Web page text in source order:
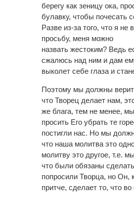
берегу как зеницу ока,
булавку, чтобы почесать
Разве из-за того, что я не
просьбу, меня можно
назвать жестоким? Ведь
сжалюсь над ним и дам
выколет себе глаза и
Поэтому мы должны
что Творец делает нам,
же блага, тем не менее,
просить Его убрать те
постигли нас. Но мы
что наша молитва это
молитву это другое, т.е.
что были обязаны
попросили Творца, но Он,
притче, сделает то, что во